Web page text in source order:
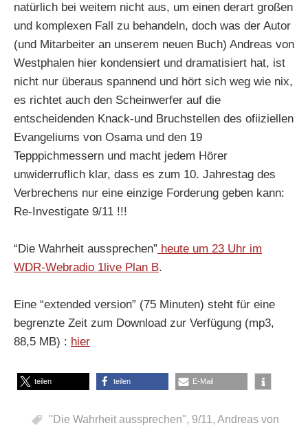
natürlich bei weitem nicht aus, um einen derart großen
und komplexen Fall zu behandeln, doch was der Autor
(und Mitarbeiter an unserem neuen Buch) Andreas von
Westphalen hier kondensiert und dramatisiert hat, ist
nicht nur überaus spannend und hört sich weg wie nix,
es richtet auch den Scheinwerfer auf die
entscheidenden Knack-und Bruchstellen des ofiiziellen
Evangeliums von Osama und den 19
Tepppichmessern und macht jedem Hörer
unwiderruflich klar, dass es zum 10. Jahrestag des
Verbrechens nur eine einzige Forderung geben kann:
Re-Investigate 9/11 !!!
“Die Wahrheit aussprechen” heute um 23 Uhr im
WDR-Webradio 1live Plan B.
Eine “extended version” (75 Minuten) steht für eine
begrenzte Zeit zum Download zur Verfügung (mp3,
88,5 MB) : hier
teilen teilen E-Mail
"Die Wahrheit aussprechen", 9/11 , Andreas von